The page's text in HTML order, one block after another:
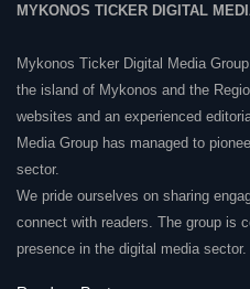
MYKONOS TICKER DIGITAL
Mykonos Ticker Digital Media
the island of Mykonos and the
websites and an experienced
Media Group has managed to
sector.
We pride ourselves on sharing
connect with readers. The group is
presence in the digital media sector.